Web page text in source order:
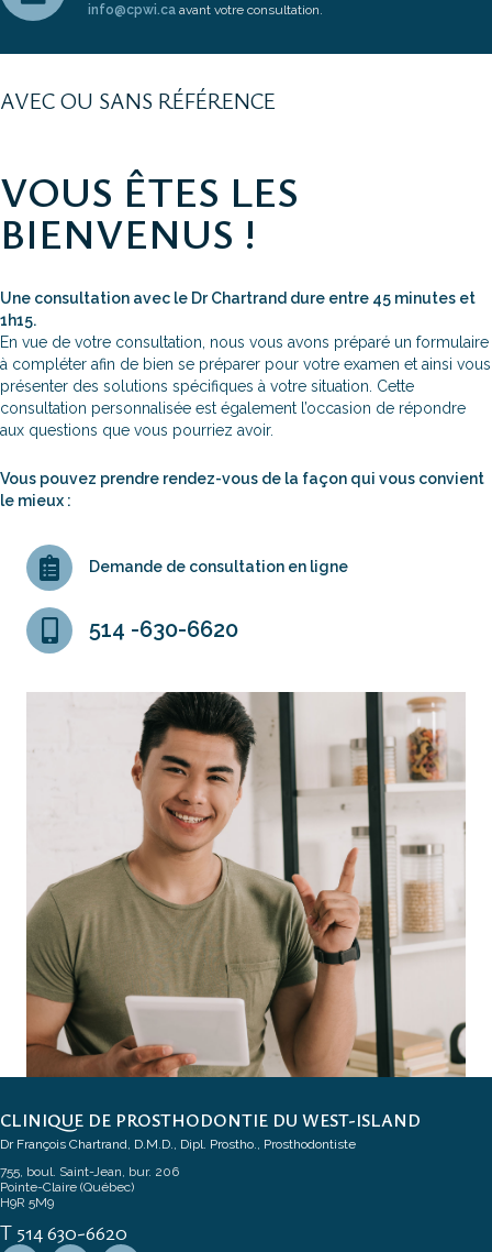
info@cpwi.ca avant votre consultation.
AVEC OU SANS RÉFÉRENCE
VOUS ÊTES LES
BIENVENUS !
Une consultation avec le Dr Chartrand dure entre 45 minutes et
1h15.
En vue de votre consultation, nous vous avons préparé un formulaire
à compléter afin de bien se préparer pour votre examen et ainsi vous
présenter des solutions spécifiques à votre situation. Cette
consultation personnalisée est également l’occasion de répondre
aux questions que vous pourriez avoir.
Vous pouvez prendre rendez-vous de la façon qui vous convient
le mieux :
Demande de consultation en ligne
514 -630-6620
CLINIQUE DE PROSTHODONTIE DU WEST-ISLAND
Dr François Chartrand, D.M.D., Dipl. Prostho., Prosthodontiste
755, boul. Saint-Jean, bur. 206
Pointe-Claire (Québec)
H9R 5M9
T 514 630-6620